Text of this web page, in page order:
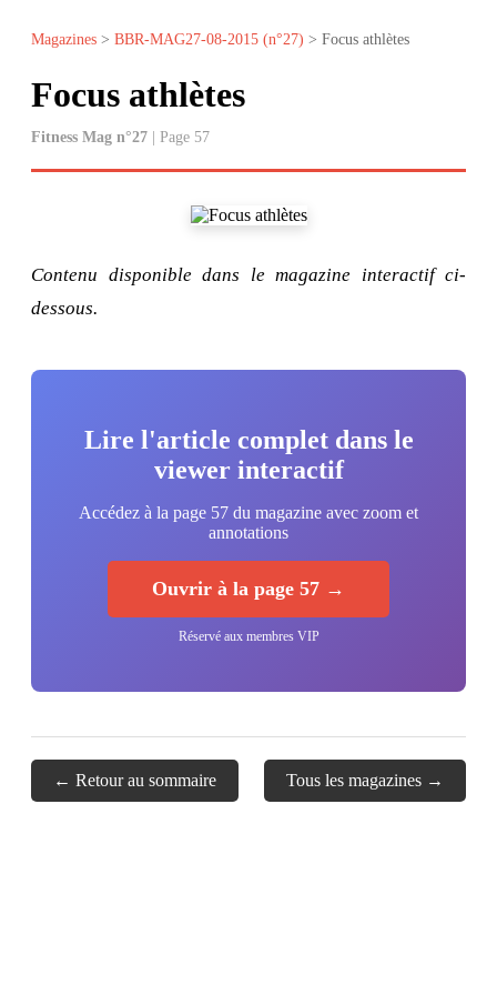
Magazines > BBR-MAG27-08-2015 (n°27) > Focus athlètes
Focus athlètes
Fitness Mag n°27 | Page 57
Contenu disponible dans le magazine interactif ci-
dessous.
Lire l'article complet dans le
viewer interactif
Accédez à la page 57 du magazine avec zoom et
annotations
Ouvrir à la page 57 →
Réservé aux membres VIP
← Retour au sommaire Tous les magazines →